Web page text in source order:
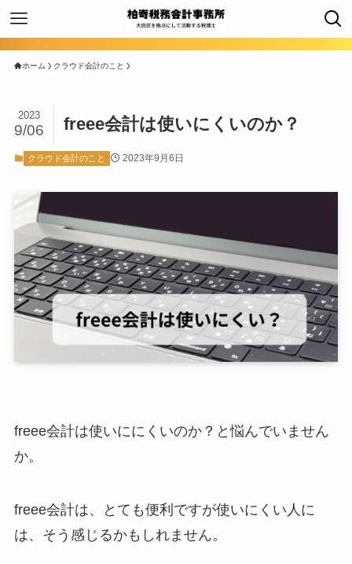
ホーム クラウド会計のこと
freee会計は使いにくいのか？
2023
9/06
クラウド会計のこと 2023年9月6日
freee会計は使いににくいのか？と悩んでいません
か。
freee会計は、とても便利ですが使いにくい人に
は、そう感じるかもしれません。